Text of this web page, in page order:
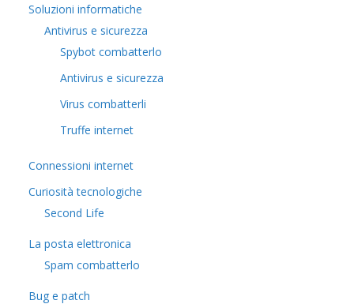
Soluzioni informatiche
Antivirus e sicurezza
Spybot combatterlo
Antivirus e sicurezza
Virus combatterli
Truffe internet
Connessioni internet
Curiosità tecnologiche
​Second Life
La posta elettronica
Spam combatterlo
Bug e patch